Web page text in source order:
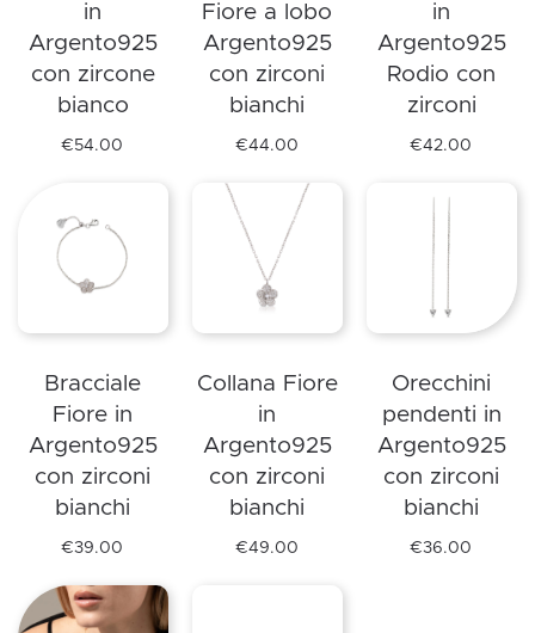
nella
pagina
del
prodotto
essere
scelte
nella
pagina
del
nella
pagina
del
prodotto
in
Argento925
con zircone
bianco
€54.00
ha
varianti.
Le
possono
essere
scelte
nella
pagina
del
Fiore a lobo
Argento925
con zirconi
bianchi
€44.00
prodotto
ha
più
varianti.
Le
possono
essere
scelte
nella
pagina
del
in
Argento925
Rodio con
zirconi
€42.00
ha
Le
possono
essere
scelte
nella
pagina
del
Bracciale
Fiore in
Argento925
con zirconi
bianchi
€39.00
prodotto
Collana Fiore
in
Argento925
con zirconi
bianchi
€49.00
Orecchini
pendenti in
Argento925
con zirconi
bianchi
€36.00